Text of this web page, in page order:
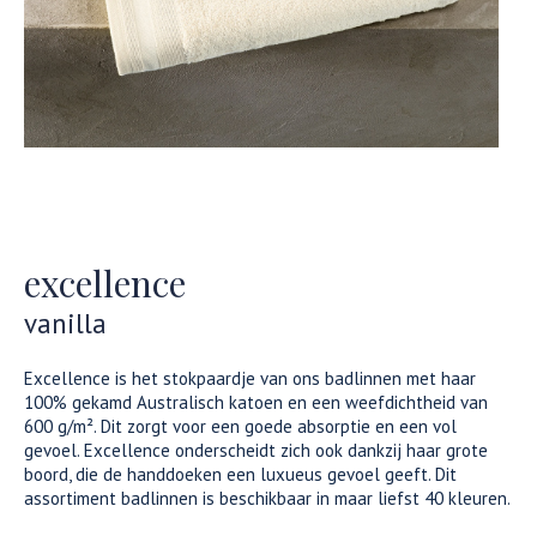
excellence
vanilla
Excellence is het stokpaardje van ons badlinnen met haar
100% gekamd Australisch katoen en een weefdichtheid van
600 g/m². Dit zorgt voor een goede absorptie en een vol
gevoel. Excellence onderscheidt zich ook dankzij haar grote
boord, die de handdoeken een luxueus gevoel geeft. Dit
assortiment badlinnen is beschikbaar in maar liefst 40 kleuren.